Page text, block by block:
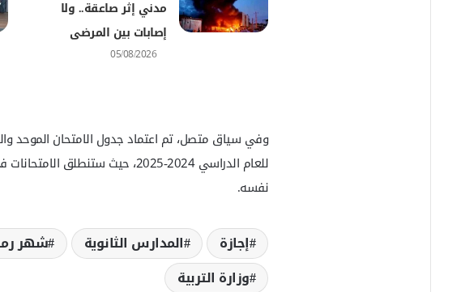
مدني إثر صاعقة.. ولا
إصابات بين المرضى
05/08/2026
وفي سياق متصل، تم اعتماد جدول الامتحان الموحد
نفسه.
إجازة المدارس الثانوية شهر
وزارة التربية